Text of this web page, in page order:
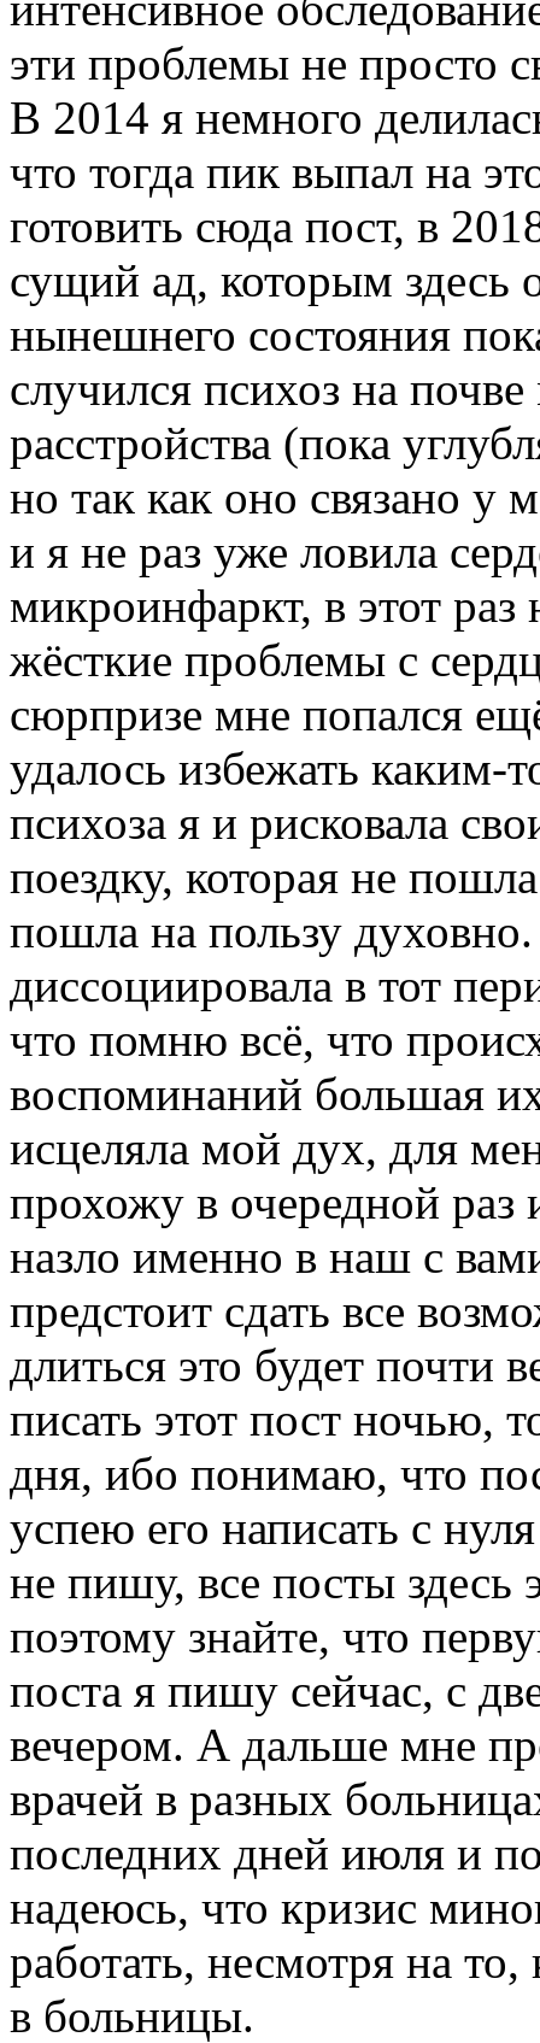
эти проблемы не просто
В 2014 я немного
что тогда пик выпал на
готовить сюда пост, в
сущий ад, которым здесь
нынешнего состояния
случился психоз на
расстройства (пока
но так как оно связано у
и я не раз уже ловила
микроинфаркт, в этот
жёсткие проблемы с
сюрпризе мне попался
удалось избежать каким-
психоза я и рисковала
поездку, которая не
пошла на пользу
диссоциировала в тот
что помню всё, что
воспоминаний большая
исцеляла мой дух, для
прохожу в очередной раз
назло именно в наш с
предстоит сдать все
длиться это будет почти
писать этот пост ночью,
дня, ибо понимаю, что
успею его написать с
не пишу, все посты здесь
поэтому знайте, что
поста я пишу сейчас, с
вечером. А дальше мне
врачей в разных
последних дней июля и
надеюсь, что кризис
работать, несмотря на
в больницы.